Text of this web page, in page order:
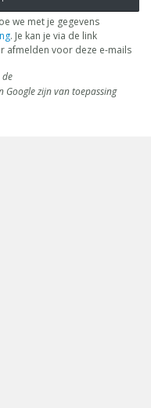
we met je gegevens
. Je kan je via de link
afmelden voor deze e-mails
de
Google zijn van toepassing